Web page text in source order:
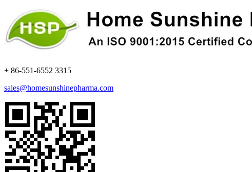
+ 86-551-6552 3315
sales@homesunshinepharma.com